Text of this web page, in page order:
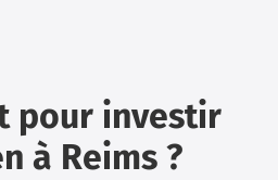
pour investir
à Reims ?